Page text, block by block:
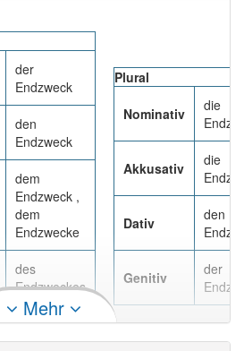
-endzweck: 1
-endzweckaber mit einem
: 0
Nutzer haben den Artikel
der
Endzweck
den
Endzweck
dem
Endzweck ,
dem
Endzwecke
des
Endzweckes
, des
Endzwecks
Plural
Nominativ
die
Akkusativ
die
Dativ
den
Genitiv
der
Mehr